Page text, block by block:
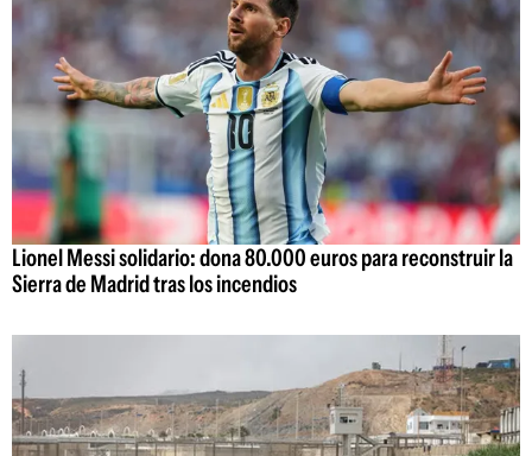
Lionel Messi solidario: dona 80.000 euros para reconstruir la
Sierra de Madrid tras los incendios